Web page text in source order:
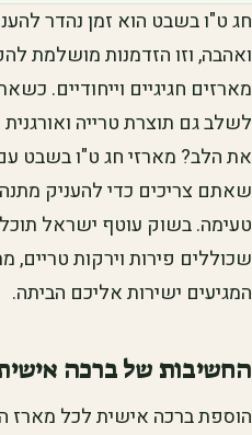
חג ט"ו בשבט הוא זמן נהדר
ואהבה, וזו הזדמנות מושלמת
מארזים חגיגיים וייחודיים.
לשלב גם תוצרת טרייה
את הלב? מארזי חג ט"ו בשבט
שאתם צריכים כדי להעניק
טעימה. בשוק עוטף ישראל
שכוללים פירות וירקות
המגיעים ישירות אליכם הביתה.
החשיבות של ברכה
הוספת ברכה אישית לכל מארז